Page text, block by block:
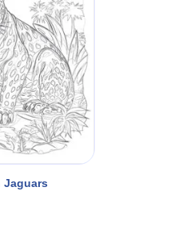
Jaguars